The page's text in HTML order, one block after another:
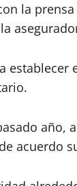
la
año,
acuerdo